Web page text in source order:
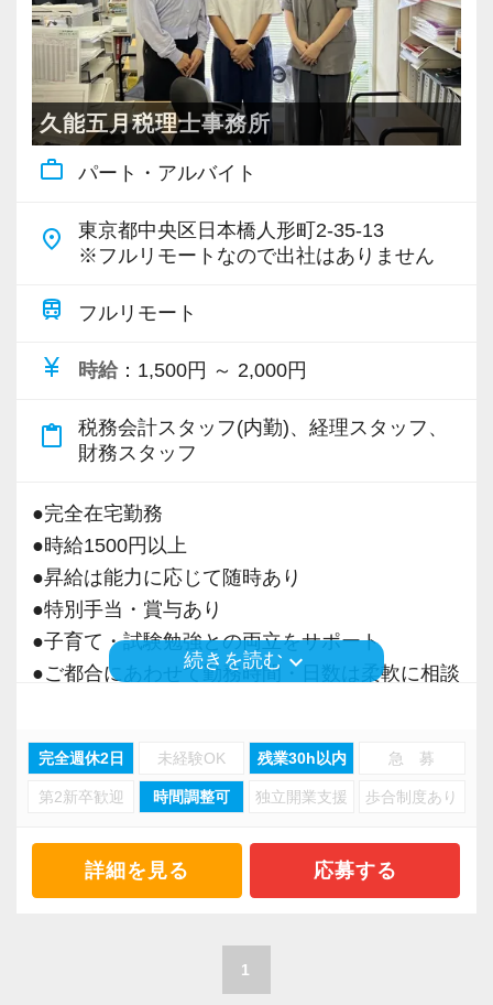
・相続／事業承継／M&Aにも対応
＜成長中の税理士法人＞
・全国14拠点で事業展開
・従業員240名以上に拡大
・会計・税務・財務・労務まで対応
・書籍購入費／研修費は全額会社負担
・資格取得を目指す社員が多数
＜募集の背景＞
・事業拡大に伴う増員募集
・組織力強化に向けた採用
・将来の中核人材を募集
＜先輩スタッフの声＞
Q. 当事務所を選んだ理由は？
A. 幅広い業務を経験できる点に魅力を感じ、入
Q. 実際に働いてみてどうですか？
A. さまざまな業務を任せてもらえるので、以前
より成長スピードが上がったと感じています。
Q. 職場の雰囲気は？
場だと感じています。
久能五月税理士事務所
work_outline パート・アルバイト
place
東京都中央区日本橋人形町2-35-13
※フルリモートなので出社はありません
train フルリモート
currency_yen 時給 ：1,500円 ～ 2,000円
content_paste
税務会計スタッフ(内勤)、経理スタッフ、
財務スタッフ
●完全在宅勤務
●時給1500円以上
●昇給は能力に応じて随時あり
●特別手当・賞与あり
●子育て・試験勉強との両立をサポート
●ご都合にあわせて勤務時間・日数は柔軟に相談
当事務所は、創業期や成長期の企業を中心に支
現代では電子化が進んでいることから人も会社
も生産性が求められており、当事務所でもDXを
職員一人ひとりの力がそのまま事業運営に直結
するところで、個人事務所ならではの面白さと
続きを読む keyboard_arrow_down
完全週休2日 未経験OK 残業30h以内 急 募
第2新卒歓迎 時間調整可 独立開業支援 歩合制度あり
詳細を見る 応募する
1